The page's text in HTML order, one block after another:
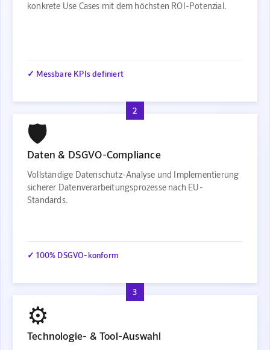
konkrete Use Cases mit dem höchsten ROI-Potenzial.
✓ Messbare KPIs definiert
2
🛡️
Daten & DSGVO-Compliance
Vollständige Datenschutz-Analyse und Implementierung
sicherer Datenverarbeitungsprozesse nach EU-
Standards.
✓ 100% DSGVO-konform
3
⚙️
Technologie- & Tool-Auswahl